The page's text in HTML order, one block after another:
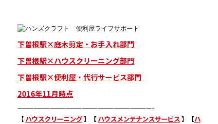
下曽根駅×庭木剪定・お手入れ部門
下曽根駅×ハウスクリーニング部門
下曽根駅×便利屋・代行サービス部門
2016年11月時点
—————————————————————————-
【 ハウスクリーニング】【 ハウスメンテナンスサービス 】【ハ